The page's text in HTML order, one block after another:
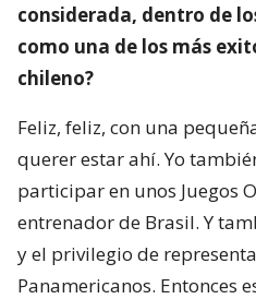
considerada, dentro de
como una de los más
chileno?
Feliz, feliz, con una
querer estar ahí. Yo
participar en unos Juegos
entrenador de Brasil. Y
y el privilegio de
Panamericanos. Entonces